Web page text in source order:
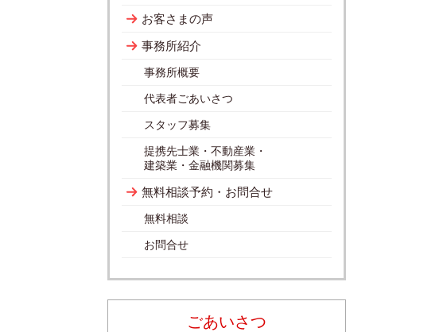
お客さまの声
事務所紹介
事務所概要
代表者ごあいさつ
スタッフ募集
提携先士業・不動産業・
建築業・金融機関募集
無料相談予約・お問合せ
無料相談
お問合せ
ごあいさつ